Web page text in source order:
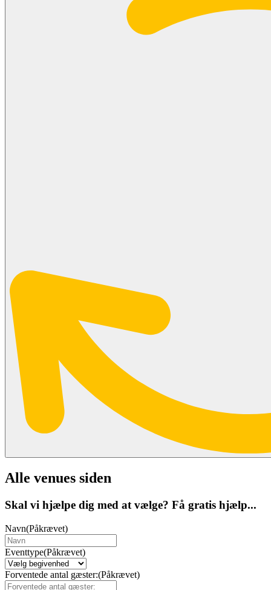
Alle venues siden
Skal vi hjælpe dig med at vælge? Få gratis hjælp...
Navn(Påkrævet)
Eventtype(Påkrævet)
Forventede antal gæster:(Påkrævet)